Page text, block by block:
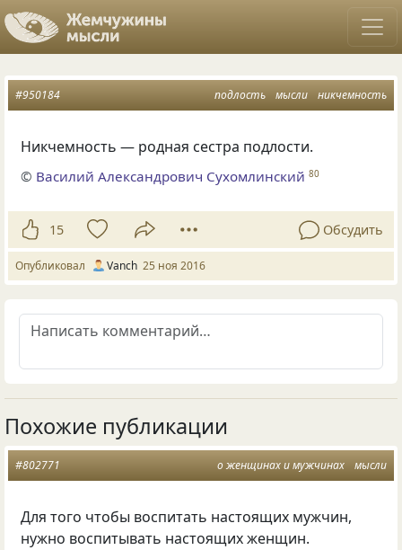
подлость мысли никчемность
#950184
Никчемность — родная сестра подлости.
© Василий Александрович Сухомлинский 80
15 Обсудить
Опубликовал Vanch 25 ноя 2016
Похожие публикации
о женщинах и мужчинах мысли
#802771
Для того чтобы воспитать настоящих мужчин,
нужно воспитывать настоящих женщин.